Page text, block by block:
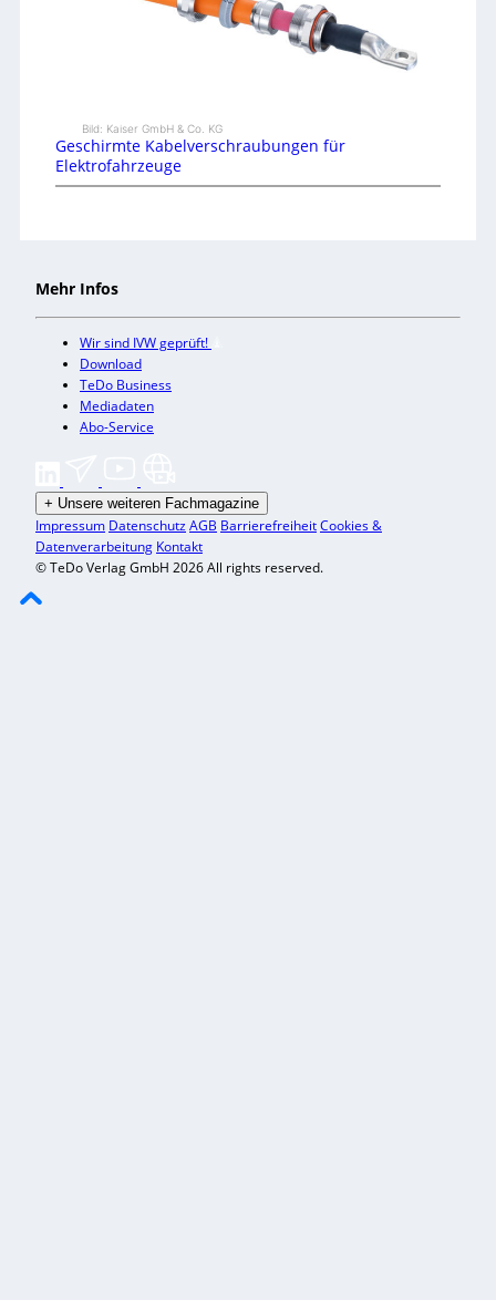
Bild: Kaiser GmbH & Co. KG
Geschirmte Kabelverschraubungen für
Elektrofahrzeuge
Mehr Infos
Wir sind IVW geprüft!
Download
TeDo Business
Mediadaten
Abo-Service
+ Unsere weiteren Fachmagazine
Impressum DatenschutzAGB BarrierefreiheitCookies &
Datenverarbeitung Kontakt
© TeDo Verlag GmbH 2026 All rights reserved.